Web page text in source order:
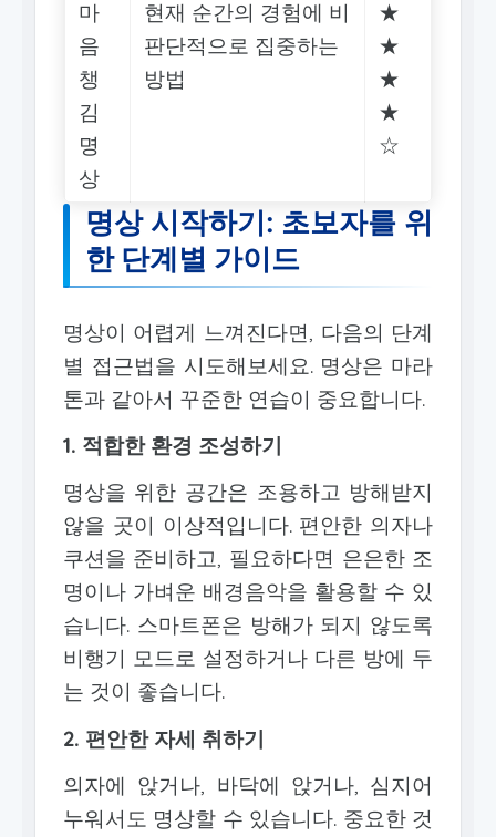
마
음
챙
김
명
상
현재 순간의 경험에 비
판단적으로 집중하는
방법
★
★
★
★
☆
명상 시작하기: 초보자를 위
한 단계별 가이드
명상이 어렵게 느껴진다면, 다음의 단계
별 접근법을 시도해보세요. 명상은 마라
톤과 같아서 꾸준한 연습이 중요합니다.
1. 적합한 환경 조성하기
명상을 위한 공간은 조용하고 방해받지
않을 곳이 이상적입니다. 편안한 의자나
쿠션을 준비하고, 필요하다면 은은한 조
명이나 가벼운 배경음악을 활용할 수 있
습니다. 스마트폰은 방해가 되지 않도록
비행기 모드로 설정하거나 다른 방에 두
는 것이 좋습니다.
2. 편안한 자세 취하기
의자에 앉거나, 바닥에 앉거나, 심지어
누워서도 명상할 수 있습니다. 중요한 것